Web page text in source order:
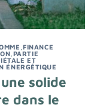
,FINANCE
PARTIE
ET
ÉNERGÉTIQUE
solide
dans le